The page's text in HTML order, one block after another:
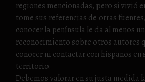
regiones mencionadas, pero sí vivió
tome sus referencias de otras
conocer la península le da al menos
reconocimiento sobre otros autores
conocer ni contactar con hispanos en
territorio.
Debemos valorar en su justa medida